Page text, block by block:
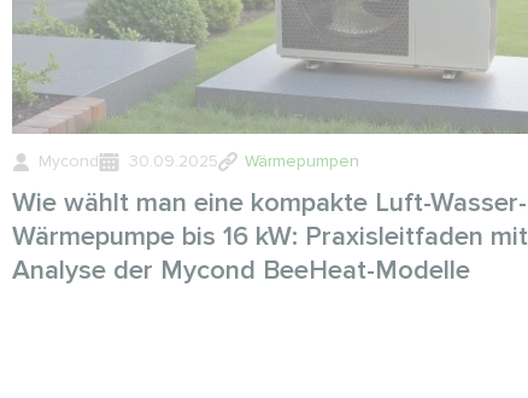
Mycond 30.09.2025 Wärmepumpen
Wie wählt man eine kompakte Luft-Wasser-
Wärmepumpe bis 16 kW: Praxisleitfaden mit
Analyse der Mycond BeeHeat-Modelle